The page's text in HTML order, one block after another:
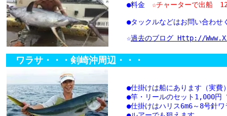
●料金 ☆チャーターで出船
●タックルなどはお問い合わせ
☆過去のブログ Http://
ワラサ・・・剣崎沖周辺・・・
●仕掛けは船にあります（実
●竿・リールのセット1,000円
●仕掛けはハリス6m6～8号針